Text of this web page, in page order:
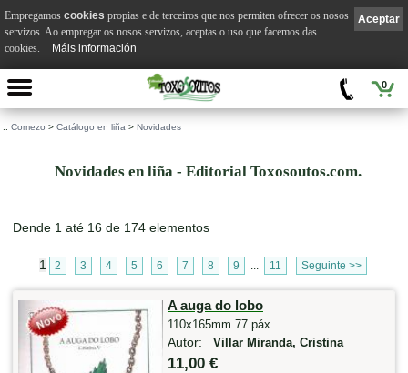
0
:: Comezo > Catálogo en liña > Novidades
Novidades en liña - Editorial Toxosoutos.com.
Dende 1 até 16 de 174 elementos
1 2 3 4 5 6 7 8 9 ... 11 Seguinte >>
A auga do lobo
110x165mm.77 páx.
Autor: Villar Miranda, Cristina
11,00 €
Aceptar
Empregamos cookies propias e de terceiros que nos permiten ofrecer os nosos
servizos. Ao empregar os nosos servizos, aceptas o uso que facemos das
cookies.
Máis información